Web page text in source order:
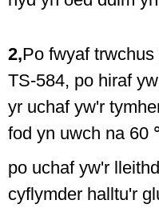
2,Po fwyaf
TS-584, po hiraf
yr uchaf yw'r
fod yn uwch na 60
po uchaf yw'r
cyflymder halltu'r